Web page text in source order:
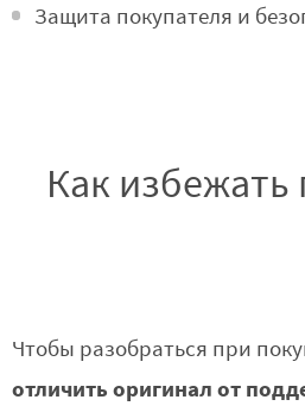
Защита покупателя и
Как избежать
Чтобы разобраться при
отличить оригинал от